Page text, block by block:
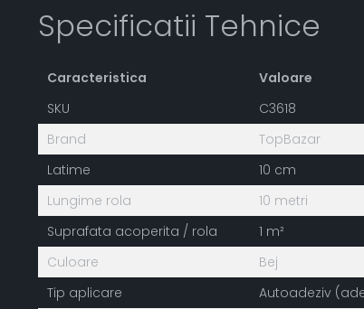
Specificatii Tehnice
Caracteristica
Valoare
SKU
C3618
Brand
TopBazar
Latime
10 cm
Lungime rola
10 metri
Suprafata acoperita / rola
1 m²
Culoare
Bej
Tip aplicare
Autoadeziv